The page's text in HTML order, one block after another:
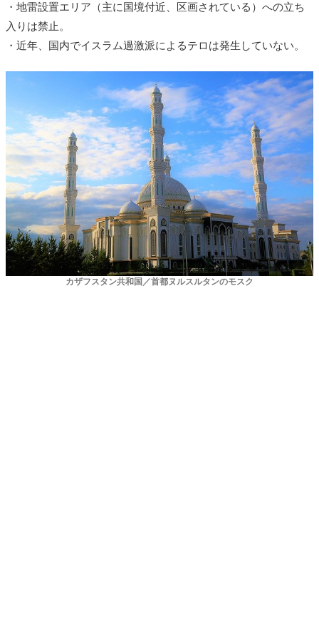
・地雷設置エリア（主に国境付近、区画されている）への立ち
入りは禁止。
・近年、国内でイスラム過激派によるテロは発生していない。
カザフスタン共和国／首都ヌルスルタンのモスク